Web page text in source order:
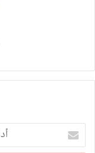
أدخل
بريدك